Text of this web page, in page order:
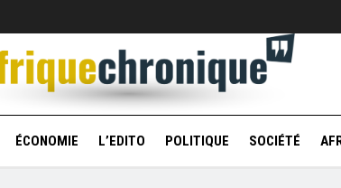
ÉCONOMIE L’EDITO POLITIQUE SOCIÉTÉ